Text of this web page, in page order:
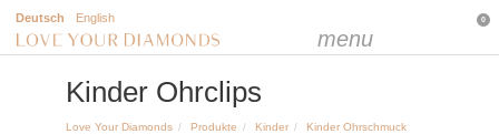
Deutsch English
menu
0
Kinder Ohrclips
Love Your Diamonds Produkte Kinder
Kinder Ohrschmuck